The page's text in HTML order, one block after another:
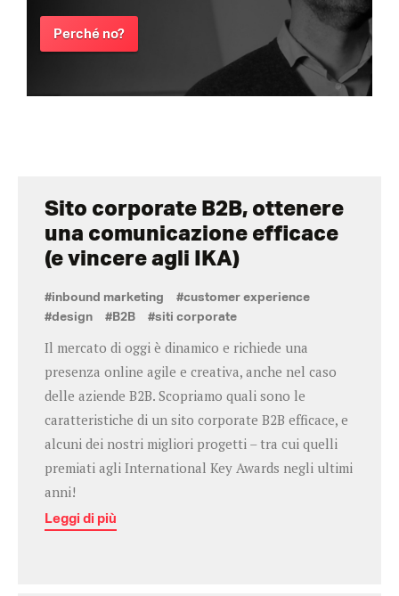
Perché no?
Sito corporate B2B, ottenere
una comunicazione efficace
(e vincere agli IKA)
#inbound marketing #customer experience
#design #B2B #siti corporate
Il mercato di oggi è dinamico e richiede una
presenza online agile e creativa, anche nel caso
delle aziende B2B. Scopriamo quali sono le
caratteristiche di un sito corporate B2B efficace, e
alcuni dei nostri migliori progetti – tra cui quelli
premiati agli International Key Awards negli ultimi
anni!
Leggi di più